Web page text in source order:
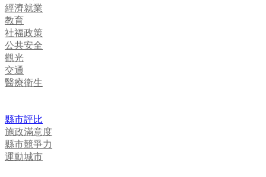
經濟就業
教育
社福政策
公共安全
觀光
交通
醫療衛生
縣市評比
施政滿意度
縣市競爭力
運動城市